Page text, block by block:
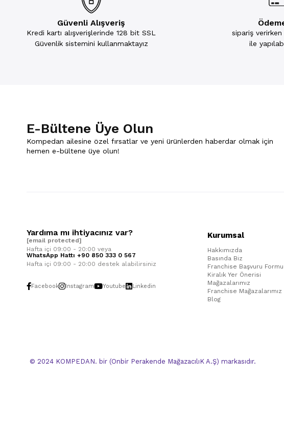
Güvenli Alışveriş
Kredi kartı alışverişlerinde 128 bit SSL
Güvenlik sistemini kullanmaktayız
sipariş
ile
E-Bültene Üye Olun
Kompedan ailesine özel fırsatlar ve yeni ürünlerden haberdar olmak için
hemen e-bültene üye olun!
Yardıma mı ihtiyacınız var?
[email protected]
Hafta içi 09:00 - 20:00 veya
WhatsApp Hattı +90 850 333 0 567
Hafta içi 09:00 - 20:00 destek alabilirsiniz
Facebook Instagram Youtube Linkedin
Kurumsal
Hakkımızda
Basında Biz
Franchise Başvuru Formu
Kiralık Yer Önerisi
Mağazalarımız
Franchise Mağazalarımız
Blog
© 2024 KOMPEDAN. bir (Onbir Perakende MağazacılıK A.Ş) markasıdır.